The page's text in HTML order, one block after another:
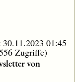
01:45
Zugriffe)
von